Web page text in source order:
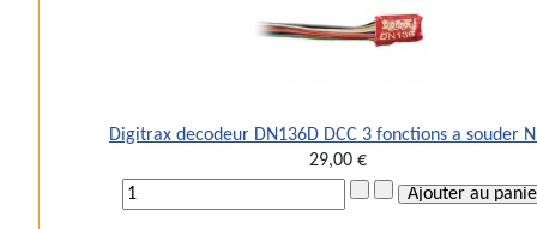
Digitrax decodeur DN136D DCC 3 fonctions a souder
29,00 €